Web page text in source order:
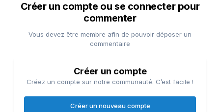
Créer un compte ou se connecter pour
commenter
Vous devez être membre afin de pouvoir déposer un
commentaire
Créer un compte
Créez un compte sur notre communauté. C’est facile !
Créer un nouveau compte